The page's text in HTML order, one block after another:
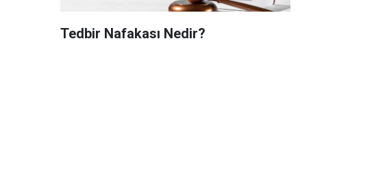
Tedbir Nafakası Nedir?